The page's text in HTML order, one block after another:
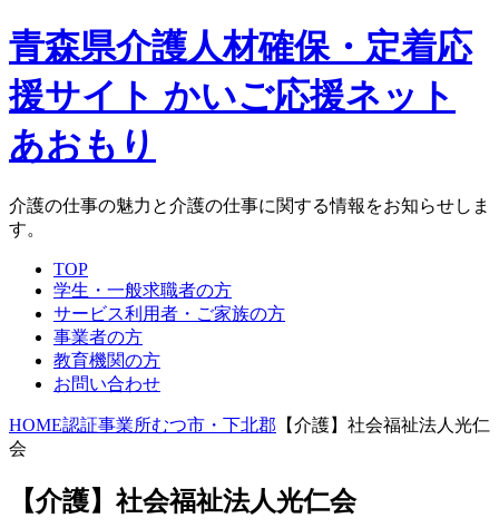
青森県介護人材確保・定着応
援サイト かいご応援ネット
あおもり
介護の仕事の魅力と介護の仕事に関する情報をお知らせしま
す。
TOP
学生・一般求職者の方
サービス利用者・ご家族の方
事業者の方
教育機関の方
お問い合わせ
HOME認証事業所むつ市・下北郡 【介護】社会福祉法人光仁
会
【介護】社会福祉法人光仁会